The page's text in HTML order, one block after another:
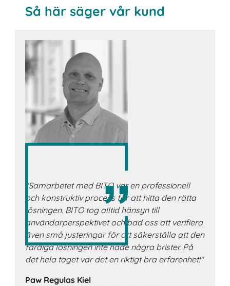
Så här säger vår kund
"Samarbetet med BITO var en professionell
och konstruktiv process för att hitta den rätta
lösningen. BITO tog alltid hänsyn till
användarperspektivet och bad oss att verifiera
även små justeringar för att säkerställa att den
färdiga lösningen inte hade några brister. På
det hela taget var det en riktigt bra erfarenhet!"
Paw Regulas Kiel